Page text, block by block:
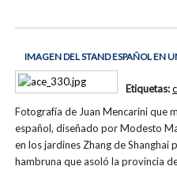
IMAGEN DEL STAND ESPAÑOL EN
Fotografía de Juan Mencarini que
español, diseñado por Modesto
en los jardines Zhang de
hambruna que asoló la provincia
Etiquetas: